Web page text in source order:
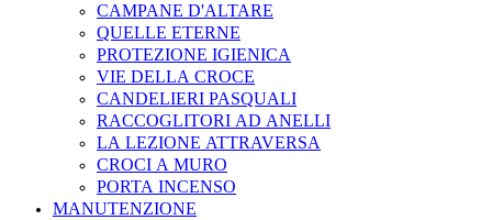
CAMPANE D'ALTARE
QUELLE ETERNE
PROTEZIONE IGIENICA
VIE DELLA CROCE
CANDELIERI PASQUALI
RACCOGLITORI AD ANELLI
LA LEZIONE ATTRAVERSA
CROCI A MURO
PORTA INCENSO
MANUTENZIONE